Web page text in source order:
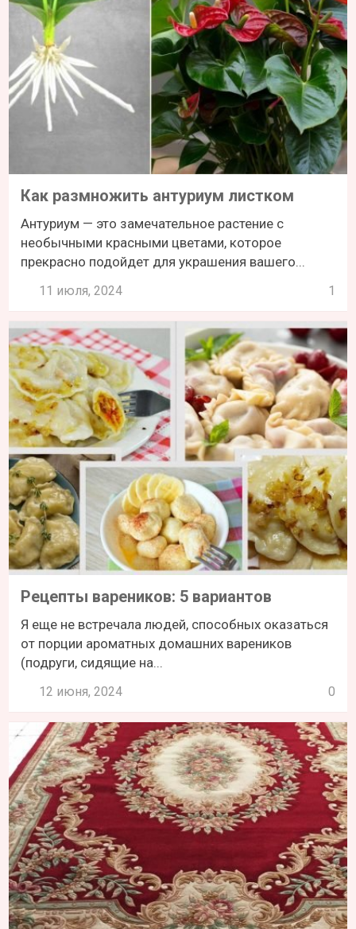
Как размножить антуриум листком
Антуриум — это замечательное растение с
необычными красными цветами, которое
прекрасно подойдет для украшения вашего...
11 июля, 2024 1
Рецепты вареников: 5 вариантов
Я еще не встречала людей, способных оказаться
от порции ароматных домашних вареников
(подруги, сидящие на...
12 июня, 2024 0